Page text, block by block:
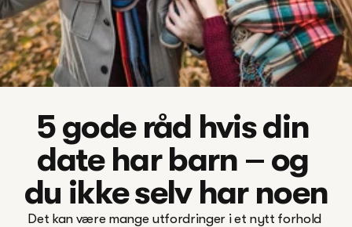
5 gode råd hvis din
date har barn – og
du ikke selv har noen
Det kan være mange utfordringer i et nytt forhold